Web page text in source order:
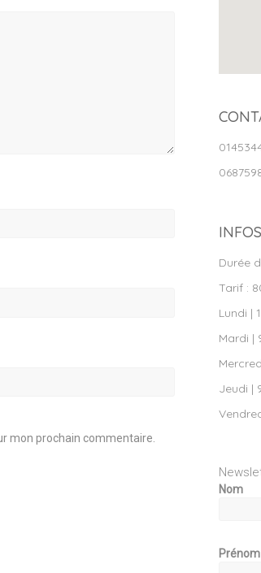
mon prochain commentaire.
Durée
Tarif :
Lundi |
Mardi |
Jeudi |
Nom
Prénom